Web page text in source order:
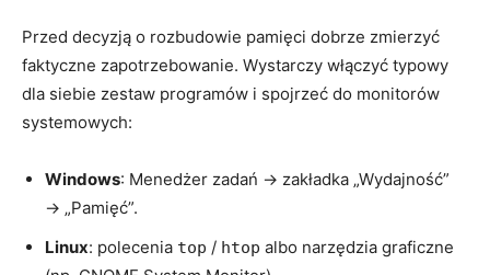
Przed decyzją o rozbudowie pamięci dobrze zmierzyć
faktyczne zapotrzebowanie. Wystarczy włączyć typowy
dla siebie zestaw programów i spojrzeć do monitorów
systemowych:
Windows: Menedżer zadań → zakładka „Wydajność”
→ „Pamięć”.
Linux: polecenia top / htop albo narzędzia graficzne